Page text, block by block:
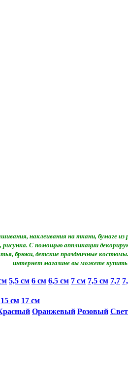
наклеивания на ткани,
рисунка. С помощью аппликации
брюки, детские праздничные
интернет магазине вы можете
5,5 см 6 см 6,5 cм 7 см 7,5 см 7,7
15 см 17 см
Оранжевый Розовый